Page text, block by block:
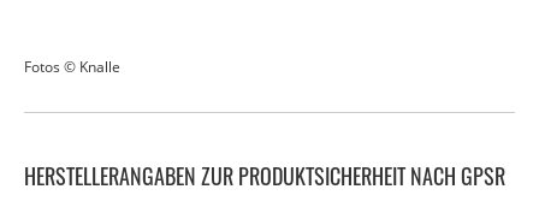
Fotos © Knalle
HERSTELLERANGABEN ZUR PRODUKTSICHERHEIT NACH GPSR